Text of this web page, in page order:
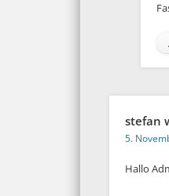
stefan
5.
Hallo